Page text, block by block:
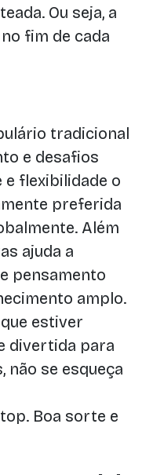
Ou seja, a
fim de cada
tradicional
e desafios
e flexibilidade o
preferida
Além
ajuda a
pensamento
amplo.
estiver
divertida para
se esqueça
Boa sorte e